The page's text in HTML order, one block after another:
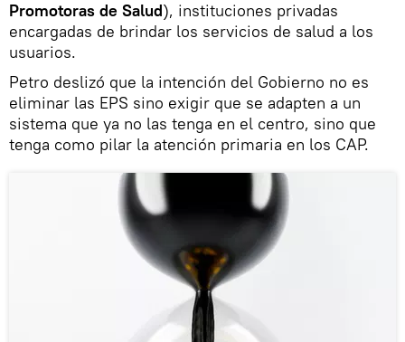
Promotoras de Salud), instituciones privadas
encargadas de brindar los servicios de salud a los
usuarios.
Petro deslizó que la intención del Gobierno no es
eliminar las EPS sino exigir que se adapten a un
sistema que ya no las tenga en el centro, sino que
tenga como pilar la atención primaria en los CAP.